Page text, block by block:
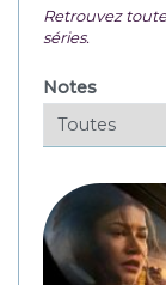
Retrouvez
séries.
Notes